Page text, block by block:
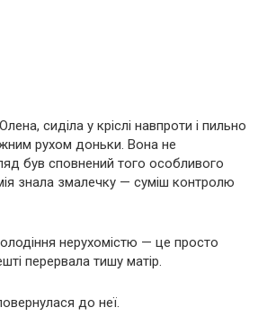
сиділа у кріслі навпроти і пильно
рухом доньки. Вона не
був сповнений того особливого
знала змалечку — суміш контролю
нерухомістю — це просто
перервала тишу матір.
до неї.